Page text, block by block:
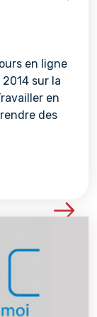
en ligne
sur la
en
des
détails de la